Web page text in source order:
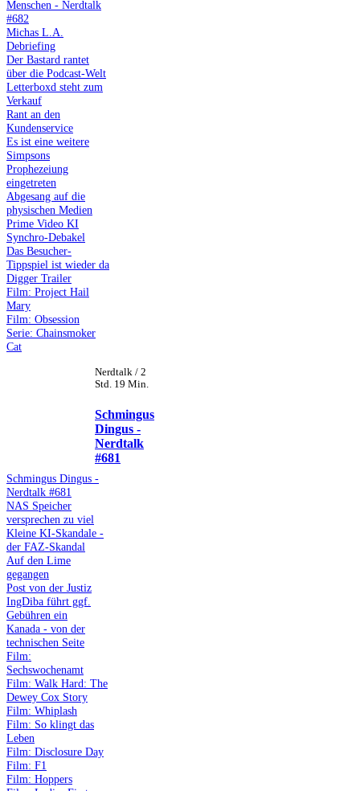
Menschen - Nerdtalk
#682
Michas L.A.
Debriefing
Der Bastard rantet
über die Podcast-Welt
Letterboxd steht zum
Verkauf
Rant an den
Kundenservice
Es ist eine weitere
Simpsons
Prophezeiung
eingetreten
Abgesang auf die
physischen Medien
Prime Video KI
Synchro-Debakel
Das Besucher-
Tippspiel ist wieder da
Digger Trailer
Film: Project Hail
Mary
Film: Obsession
Serie: Chainsmoker
Cat
Nerdtalk / 2
Std. 19 Min.
Schmingus
Dingus -
Nerdtalk
#681
Schmingus Dingus -
Nerdtalk #681
NAS Speicher
versprechen zu viel
Kleine KI-Skandale -
der FAZ-Skandal
Auf den Lime
gegangen
Post von der Justiz
IngDiba führt ggf.
Gebühren ein
Kanada - von der
technischen Seite
Film:
Sechswochenamt
Film: Walk Hard: The
Dewey Cox Story
Film: Whiplash
Film: So klingt das
Leben
Film: Disclosure Day
Film: F1
Film: Hoppers